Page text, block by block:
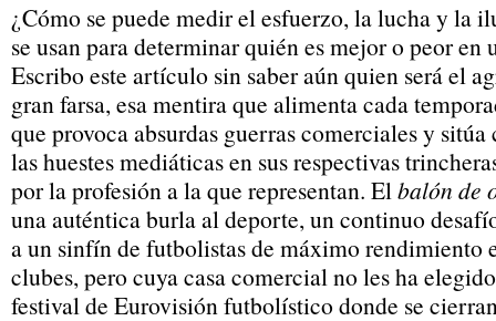
¿Cómo se puede medir el esfuerzo, la lucha y la
se usan para determinar quién es mejor o peor
Escribo este artículo sin saber aún quien será el
gran farsa, esa mentira que alimenta cada
que provoca absurdas guerras comerciales y
las huestes mediáticas en sus respectivas
por la profesión a la que representan. Elbalón de
una auténtica burla al deporte, un continuo
a un sinfín de futbolistas de máximo rendimiento
clubes, pero cuya casa comercial no les ha
festival de Eurovisión futbolístico donde se